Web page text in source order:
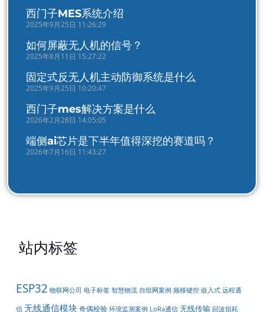
西门子MES系统介绍
2025年9月25日 11:26:29
如何屏蔽无人机的信号？
2025年8月11日 15:27:22
固定式反无人机主动防御系统是什么
2025年9月25日 10:20:47
西门子mes解决方案是什么
2026年2月28日 14:05:05
端侧ai芯片是下半年值得深挖的赛道吗？
2026年7月16日 11:43:27
站内标签
ESP32 物联网公司 电子标签 智慧物流 自组网案例 频移键控 嵌入式 远程通
信 无线通信模块奇偶校验 环境监测案例 LoRa通信 无线传输 回波损耗